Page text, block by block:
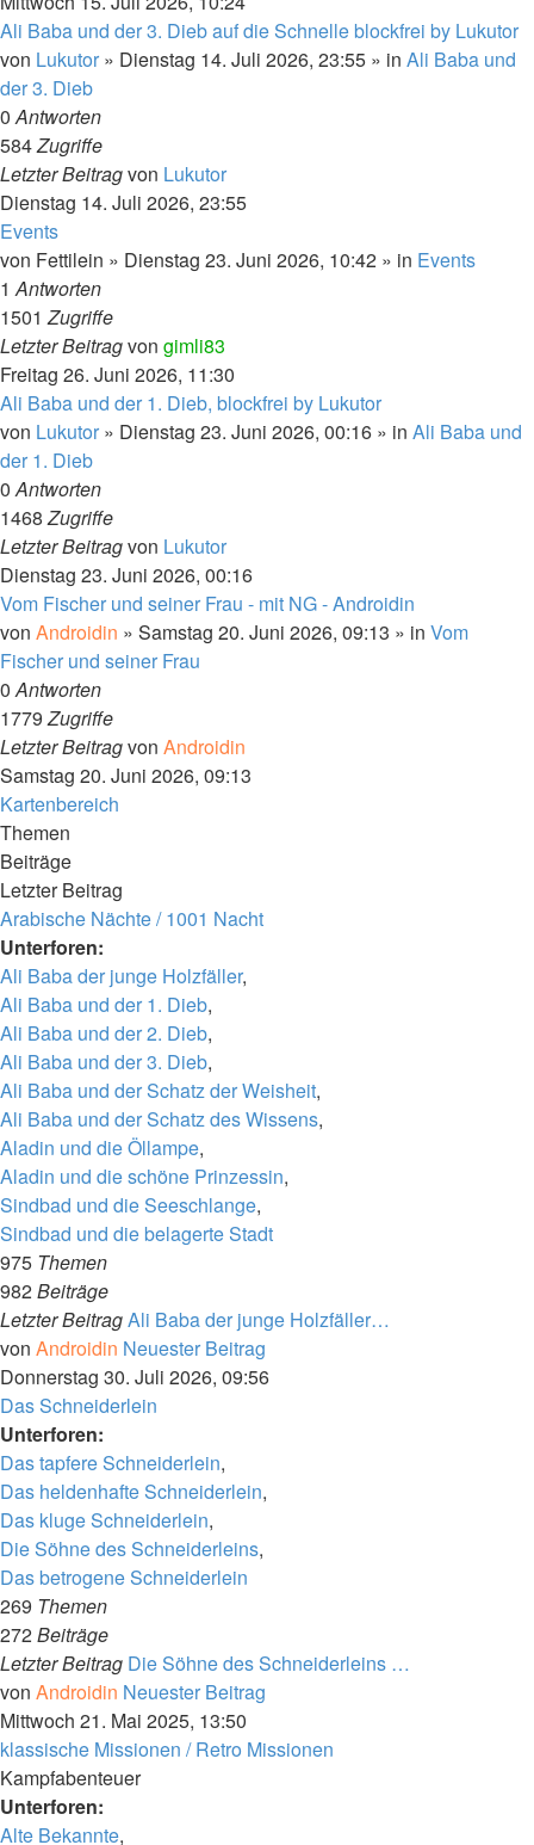
Ali Baba und der 3. Dieb auf die Schnelle blockfrei by Lukutor
von Lukutor » Dienstag 14. Juli 2026, 23:55 » in Ali Baba und
der 3. Dieb
0Antworten
584Zugriffe
Letzter Beitragvon Lukutor
Dienstag 14. Juli 2026, 23:55
Events
von Fettilein » Dienstag 23. Juni 2026, 10:42 » in Events
1Antworten
1501Zugriffe
Letzter Beitragvon gimli83
Freitag 26. Juni 2026, 11:30
Ali Baba und der 1. Dieb, blockfrei by Lukutor
von Lukutor » Dienstag 23. Juni 2026, 00:16 » in Ali Baba und
der 1. Dieb
0Antworten
1468Zugriffe
Letzter Beitragvon Lukutor
Dienstag 23. Juni 2026, 00:16
Vom Fischer und seiner Frau - mit NG - Androidin
von Androidin » Samstag 20. Juni 2026, 09:13 » in Vom
Fischer und seiner Frau
0Antworten
1779Zugriffe
Letzter Beitragvon Androidin
Samstag 20. Juni 2026, 09:13
Kartenbereich
Themen
Beiträge
Letzter Beitrag
Arabische Nächte / 1001 Nacht
Unterforen:
Ali Baba der junge Holzfäller,
Ali Baba und der 1. Dieb,
Ali Baba und der 2. Dieb,
Ali Baba und der 3. Dieb,
Ali Baba und der Schatz der Weisheit,
Ali Baba und der Schatz des Wissens,
Aladin und die Öllampe,
Aladin und die schöne Prinzessin,
Sindbad und die Seeschlange,
Sindbad und die belagerte Stadt
975 Themen
982Beiträge
Letzter BeitragAli Baba der junge Holzfäller…
von Androidin Neuester Beitrag
Donnerstag 30. Juli 2026, 09:56
Das Schneiderlein
Unterforen:
Das tapfere Schneiderlein,
Das heldenhafte Schneiderlein,
Das kluge Schneiderlein,
Die Söhne des Schneiderleins,
Das betrogene Schneiderlein
269 Themen
272Beiträge
Letzter Beitrag Die Söhne des Schneiderleins …
von Androidin Neuester Beitrag
Mittwoch 21. Mai 2025, 13:50
klassische Missionen / Retro Missionen
Kampfabenteuer
Unterforen:
Alte Bekannte,